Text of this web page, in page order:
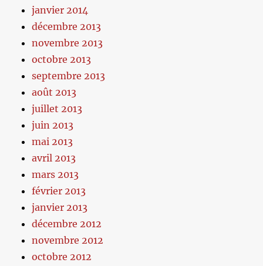
janvier 2014
décembre 2013
novembre 2013
octobre 2013
septembre 2013
août 2013
juillet 2013
juin 2013
mai 2013
avril 2013
mars 2013
février 2013
janvier 2013
décembre 2012
novembre 2012
octobre 2012